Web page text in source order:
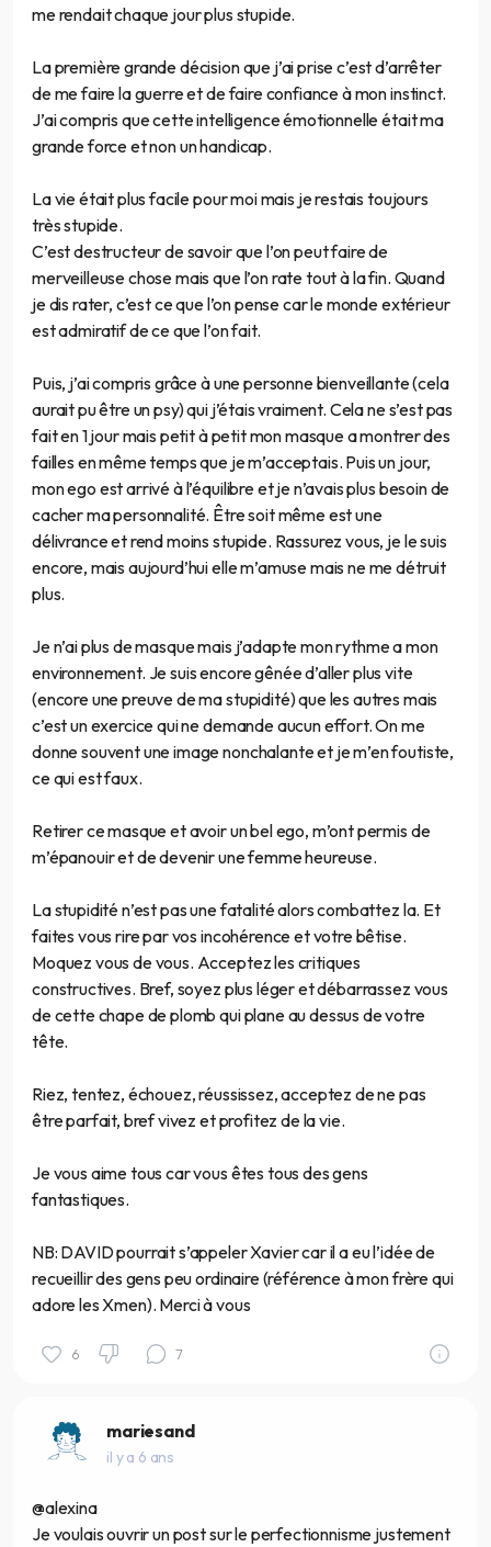
me rendait chaque jour plus stupide.
La première grande décision que j’ai prise c’est d’arrêter
de me faire la guerre et de faire confiance à mon instinct.
J’ai compris que cette intelligence émotionnelle était ma
grande force et non un handicap.
La vie était plus facile pour moi mais je restais toujours
très stupide.
C’est destructeur de savoir que l’on peut faire de
merveilleuse chose mais que l’on rate tout à la fin. Quand
je dis rater, c’est ce que l’on pense car le monde extérieur
est admiratif de ce que l’on fait.
Puis, j’ai compris grâce à une personne bienveillante (cela
aurait pu être un psy) qui j’étais vraiment. Cela ne s’est pas
fait en 1 jour mais petit à petit mon masque a montrer des
failles en même temps que je m’acceptais. Puis un jour,
mon ego est arrivé à l’équilibre et je n’avais plus besoin de
cacher ma personnalité. Être soit même est une
délivrance et rend moins stupide. Rassurez vous, je le suis
encore, mais aujourd’hui elle m’amuse mais ne me détruit
plus.
Je n’ai plus de masque mais j’adapte mon rythme a mon
environnement. Je suis encore gênée d’aller plus vite
(encore une preuve de ma stupidité) que les autres mais
c’est un exercice qui ne demande aucun effort. On me
donne souvent une image nonchalante et je m’en foutiste,
ce qui est faux.
Retirer ce masque et avoir un bel ego, m’ont permis de
m’épanouir et de devenir une femme heureuse.
La stupidité n’est pas une fatalité alors combattez la. Et
faites vous rire par vos incohérence et votre bêtise.
Moquez vous de vous. Acceptez les critiques
constructives. Bref, soyez plus léger et débarrassez vous
de cette chape de plomb qui plane au dessus de votre
tête.
Riez, tentez, échouez, réussissez, acceptez de ne pas
être parfait, bref vivez et profitez de la vie.
Je vous aime tous car vous êtes tous des gens
fantastiques.
NB: DAVID pourrait s’appeler Xavier car il a eu l’idée de
recueillir des gens peu ordinaire (référence à mon frère qui
adore les Xmen). Merci à vous
6 7
mariesand
il y a 6 ans
@alexina
Je voulais ouvrir un post sur le perfectionnisme justement